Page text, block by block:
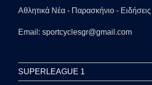
Αθλητικά Νέα - Παρασκήνιο - Ειδήσεις
Email: sportcyclesgr@gmail.com
SUPERLEAGUE 1